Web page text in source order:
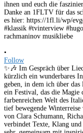
•
Follow
✨🎶 Im Gespräch über
kürzlich ein wunderbares
geben, in dem ich über das
ein Festival, das die Magie
farbenreichen Welt des
tief bewegende
von Clara Schumann,
verbindet Texte, Klang